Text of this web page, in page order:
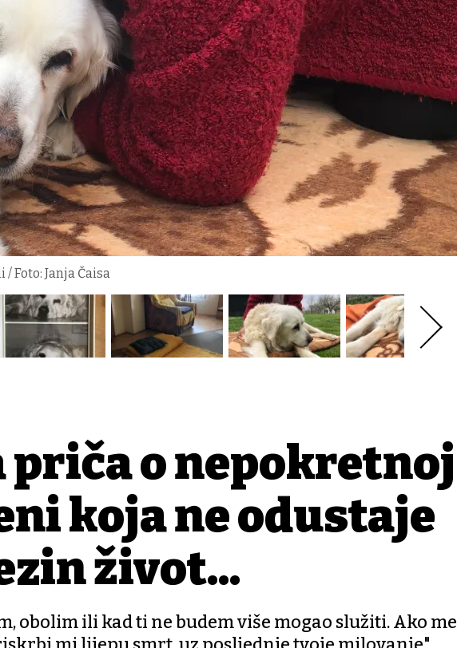
Foto: Janja Čaisa
priča o nepokretnoj
koja ne odustaje
život...
obolim ili kad ti ne budem više mogao služiti. Ako me